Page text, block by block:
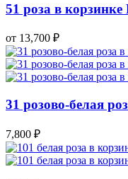
51 роза в
от 13,700 ₽
31 розово-белая
7,800 ₽